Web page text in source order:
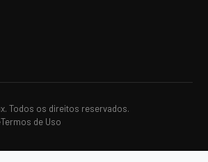
Todos os direitos reservados.
Termos de Uso